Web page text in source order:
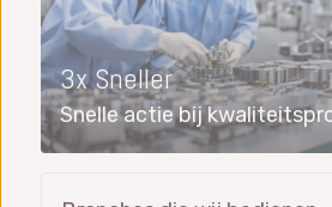
3x Sneller
Snelle actie bij